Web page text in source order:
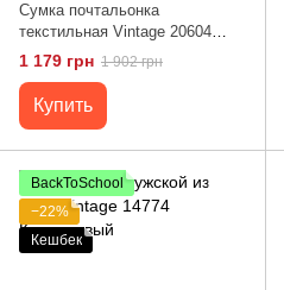
Сумка почтальонка
текстильная Vintage 20604
Черная
1 179 грн 1 902 грн
Купить
BackToSchool
−22%
Кешбек